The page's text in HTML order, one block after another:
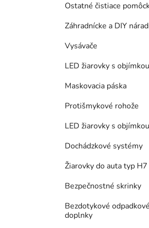
Ostatné čistiace
Záhradnícke a DIY
Vysávače
LED žiarovky s
Maskovacia páska
Protišmykové rohože
LED žiarovky s
Dochádzkové systémy
Žiarovky do auta typ H7
Bezpečnostné skrinky
Bezdotykové
doplnky